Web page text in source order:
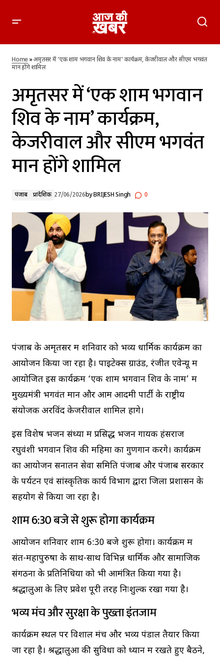
भगवंत मान होंगे शामिल
Home»अमृतसर में ‘एक शाम भगवान शिव के नाम’ कार्यक्रम, केजरीवाल और सीएम भगवंत
मान होंगे शामिल
अमृतसर में ‘एक शाम भगवान
शिव के नाम’ कार्यक्रम,
केजरीवाल और सीएम भगवंत
मान होंगे शामिल
पंजाब प्रादेशिक 27/06/2026byBRIJESH Singh 0
पंजाब के अमृतसर में शनिवार को भव्य धार्मिक कार्यक्रम का
आयोजन किया जा रहा है। पाइटेक्स ग्राउंड, रंजीत एवेन्यू में
आयोजित इस कार्यक्रम ‘एक शाम भगवान शिव के नाम’ में
मुख्यमंत्री भगवंत मान और आम आदमी पार्टी के राष्ट्रीय
संयोजक अरविंद केजरीवाल शामिल होंगे।
इस विशेष भजन संध्या में प्रसिद्ध भजन गायक हंसराज
रघुवंशी भगवान शिव की महिमा का गुणगान करेंगे। कार्यक्रम
का आयोजन सनातन सेवा समिति पंजाब और पंजाब सरकार
के पर्यटन एवं सांस्कृतिक कार्य विभाग द्वारा जिला प्रशासन के
सहयोग से किया जा रहा है।
शाम 6:30 बजे से शुरू होगा कार्यक्रम
आयोजन शनिवार शाम 6:30 बजे शुरू होगा। कार्यक्रम में
संत-महापुरुषों के साथ-साथ विभिन्न धार्मिक और सामाजिक
संगठनों के प्रतिनिधियों को भी आमंत्रित किया गया है।
श्रद्धालुओं के लिए प्रवेश पूरी तरह निःशुल्क रखा गया है।
भव्य मंच और सुरक्षा के पुख्ता इंतजाम
कार्यक्रम स्थल पर विशाल मंच और भव्य पंडाल तैयार किया
जा रहा है। श्रद्धालुओं की सुविधा को ध्यान में रखते हुए बैठने,